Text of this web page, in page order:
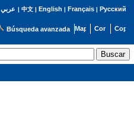
عربي | 中文| English | Français| Русский
Búsqueda avanzada